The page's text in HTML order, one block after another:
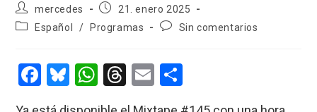
Autor
de
la
mercedes
Publicación
la
21. enero 2025
Categoría
entrada:
Español / Programas
Comentarios
entrada:
Sin comentarios
F
Bl W T
E